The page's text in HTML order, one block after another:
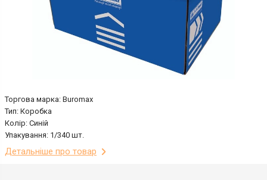
Торгова марка: Buromax
Тип: Коробка
Колір: Синій
Упакування: 1/340 шт.
Детальніше про товар